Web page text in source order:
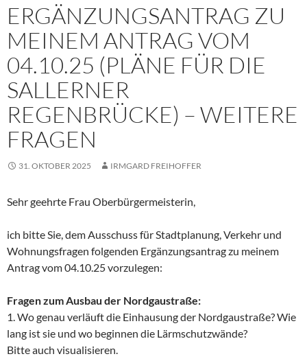
ERGÄNZUNGSANTRAG ZU
MEINEM ANTRAG VOM
04.10.25 (PLÄNE FÜR DIE
SALLERNER
REGENBRÜCKE) – WEITERE
FRAGEN
31. OKTOBER 2025 IRMGARD FREIHOFFER
Sehr geehrte Frau Oberbürgermeisterin,
ich bitte Sie, dem Ausschuss für Stadtplanung, Verkehr und
Wohnungsfragen folgenden Ergänzungsantrag zu meinem
Antrag vom 04.10.25 vorzulegen:
Fragen zum Ausbau der Nordgaustraße:
1. Wo genau verläuft die Einhausung der Nordgaustraße? Wie
lang ist sie und wo beginnen die Lärmschutzwände?
Bitte auch visualisieren.